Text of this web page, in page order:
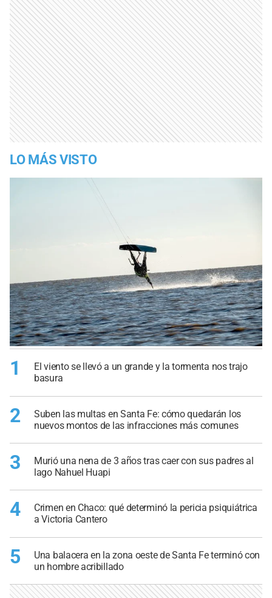
LO MÁS VISTO
1
El viento se llevó a un grande y la tormenta nos trajo
basura
2
Suben las multas en Santa Fe: cómo quedarán los
nuevos montos de las infracciones más comunes
3
Murió una nena de 3 años tras caer con sus padres al
lago Nahuel Huapi
4
Crimen en Chaco: qué determinó la pericia psiquiátrica
a Victoria Cantero
5
Una balacera en la zona oeste de Santa Fe terminó con
un hombre acribillado